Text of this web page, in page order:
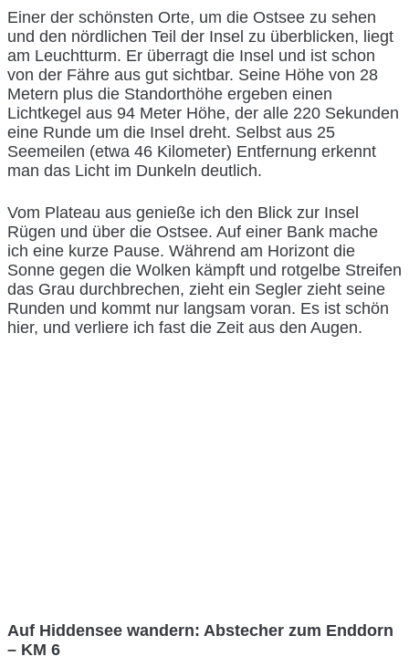
Einer der schönsten Orte, um die Ostsee zu sehen
und den nördlichen Teil der Insel zu überblicken, liegt
am Leuchtturm. Er überragt die Insel und ist schon
von der Fähre aus gut sichtbar. Seine Höhe von 28
Metern plus die Standorthöhe ergeben einen
Lichtkegel aus 94 Meter Höhe, der alle 220 Sekunden
eine Runde um die Insel dreht. Selbst aus 25
Seemeilen (etwa 46 Kilometer) Entfernung erkennt
man das Licht im Dunkeln deutlich.
Vom Plateau aus genieße ich den Blick zur Insel
Rügen und über die Ostsee. Auf einer Bank mache
ich eine kurze Pause. Während am Horizont die
Sonne gegen die Wolken kämpft und rotgelbe Streifen
das Grau durchbrechen, zieht ein Segler zieht seine
Runden und kommt nur langsam voran. Es ist schön
hier, und verliere ich fast die Zeit aus den Augen.
Auf Hiddensee wandern: Abstecher zum Enddorn
– KM 6